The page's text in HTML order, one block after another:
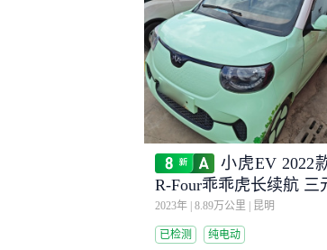
小虎EV 2022
R-Four乖乖虎长续航 三
2023年 8.89万公里 昆明
已检测 纯电动